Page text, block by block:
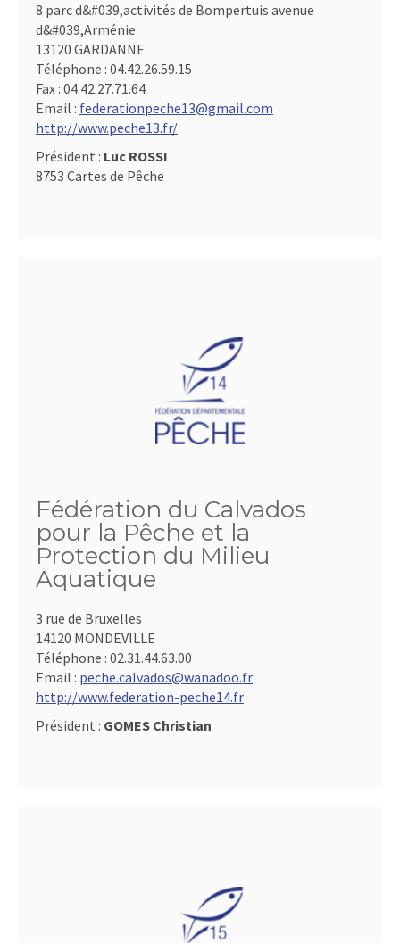
8 parc d&#039,activités de Bompertuis avenue
d&#039,Arménie
13120 GARDANNE
Téléphone : 04.42.26.59.15
Fax : 04.42.27.71.64
Email : federationpeche13@gmail.com
http://www.peche13.fr/
Président : Luc ROSSI
8753 Cartes de Pêche
Fédération du Calvados
pour la Pêche et la
Protection du Milieu
Aquatique
3 rue de Bruxelles
14120 MONDEVILLE
Téléphone : 02.31.44.63.00
Email : peche.calvados@wanadoo.fr
http://www.federation-peche14.fr
Président : GOMES Christian